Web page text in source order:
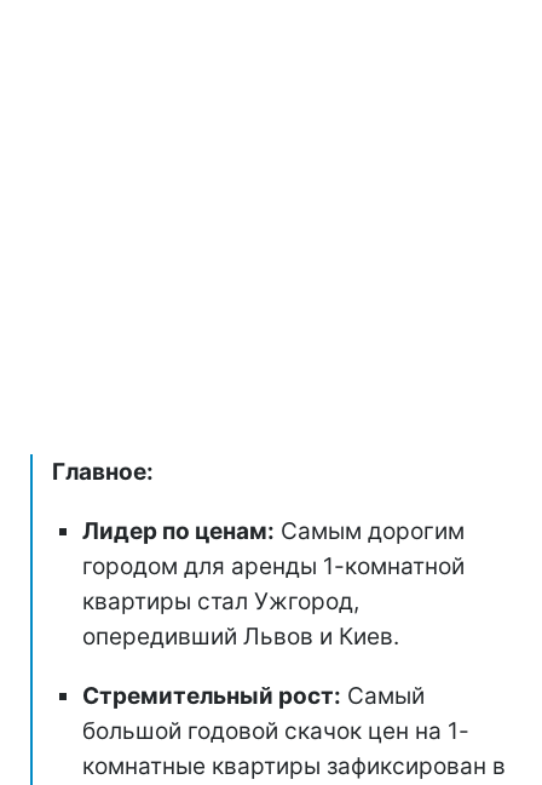
Главное:
Лидер по ценам: Самым дорогим
городом для аренды 1-комнатной
квартиры стал Ужгород,
опередивший Львов и Киев.
Стремительный рост: Самый
большой годовой скачок цен на 1-
комнатные квартиры зафиксирован в